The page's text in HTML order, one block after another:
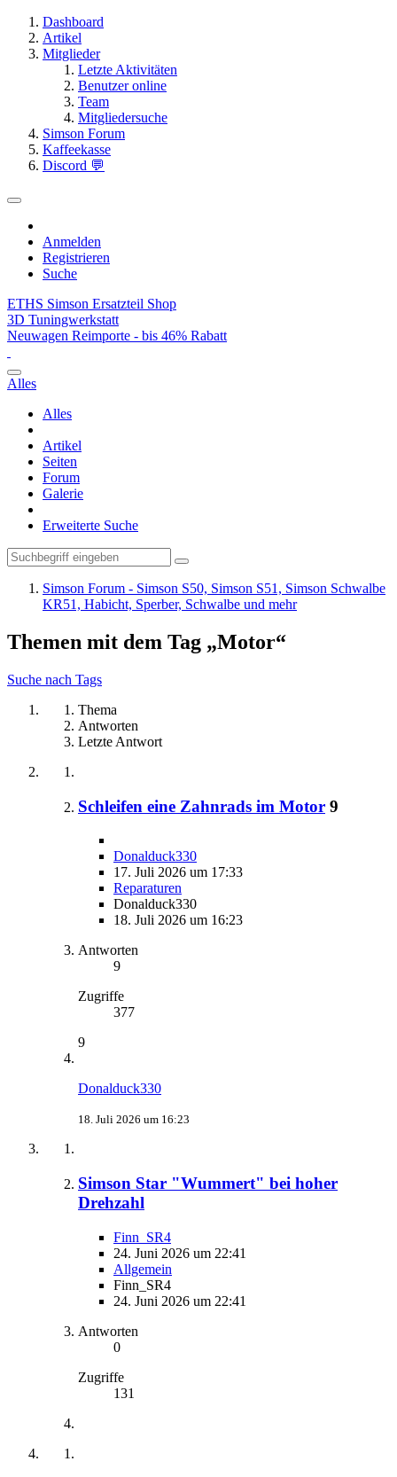
Dashboard
Artikel
Mitglieder
Letzte Aktivitäten
Benutzer online
Team
Mitgliedersuche
Simson Forum
Kaffeekasse
Discord 💬
Anmelden
Registrieren
Suche
ETHS Simson Ersatzteil Shop
3D Tuningwerkstatt
Neuwagen Reimporte - bis 46% Rabatt
Alles
Alles
Artikel
Seiten
Forum
Galerie
Erweiterte Suche
Simson Forum - Simson S50, Simson S51, Simson Schwalbe
KR51, Habicht, Sperber, Schwalbe und mehr
Themen mit dem Tag „Motor“
Suche nach Tags
Thema
Antworten
Letzte Antwort
Schleifen eine Zahnrads im Motor 9
Donalduck330
17. Juli 2026 um 17:33
Reparaturen
Donalduck330
18. Juli 2026 um 16:23
Antworten
9
Zugriffe
377
9
Donalduck330
18. Juli 2026 um 16:23
Simson Star "Wummert" bei hoher
Drehzahl
Finn_SR4
24. Juni 2026 um 22:41
Allgemein
Finn_SR4
24. Juni 2026 um 22:41
Antworten
0
Zugriffe
131